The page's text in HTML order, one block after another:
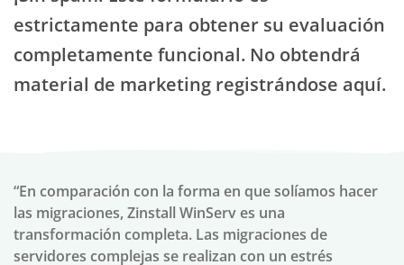
estrictamente para obtener su evaluación
completamente funcional. No obtendrá
material de marketing registrándose aquí.
“En comparación con la forma en que solíamos hacer
las migraciones, Zinstall WinServ es una
transformación completa. Las migraciones de
servidores complejas se realizan con un estrés